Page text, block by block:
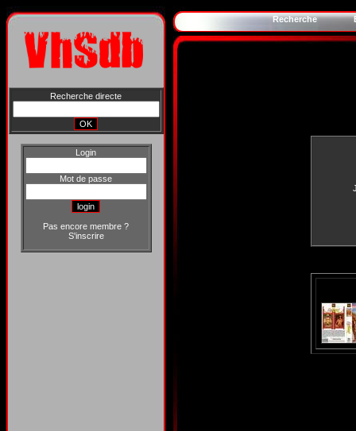
Recherche directe
Login
Mot de passe
Pas encore membre ?
S'inscrire
Recherche